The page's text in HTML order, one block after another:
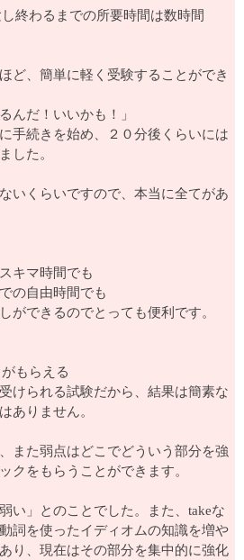
終わるまでの所要時間は数時間
ど、簡単に軽く受験することができ
んだ！いいかも！」
手続きを始め、２０分後くらいには
した。
いくらいですので、本当に全てがあ
キマ時間でも
の自由時間でも
ができるのでとっても便利です。
もらえる
けられる試験だから、結果は簡素な
ありません。
また弱点はどこでどういう部分を強
クをもらうことができます。
い」とのことでした。また、takeな
詞を使ったイディオムの知識を増や
り、現在はその部分を集中的に強化